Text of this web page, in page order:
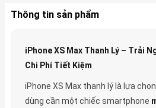
Thông tin sản phẩm
iPhone XS Max Thanh Lý – Trải
Chi Phí Tiết Kiệm
iPhone XS Max thanh lý là lựa
dùng cần một chiếc smartphone